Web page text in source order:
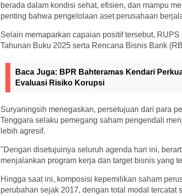
berada dalam kondisi sehat, efisien, dan mampu
penting bahwa pengelolaan aset perusahaan
Selain memaparkan capaian positif tersebut,
Tahunan Buku 2025 serta Rencana Bisnis Bank
Baca Juga: BPR Bahteramas Kendari
Evaluasi Risiko Korupsi
Suryaningsih menegaskan, persetujuan dari para
Tenggara selaku pemegang saham pengendali
lebih agresif.
"Dengan disetujuinya seluruh agenda hari ini,
menjalankan program kerja dan target bisnis yang
Hingga saat ini, komposisi kepemilikan saham
perubahan sejak 2017, dengan total modal tercatat